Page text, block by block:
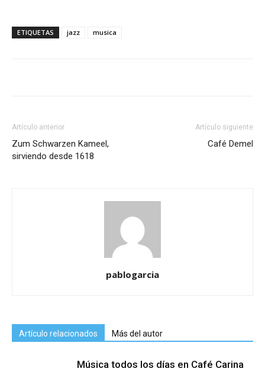
ETIQUETAS jazz musica
Artículo anterior
Zum Schwarzen Kameel,
sirviendo desde 1618
Artículo siguiente
Café Demel
pablogarcia
Artículo relacionados Más del autor
Música todos los días en Café Carina